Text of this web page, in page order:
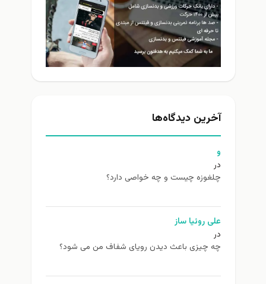
آخرین دیدگاه‌ها
و
در
چلغوزه چیست و چه خواصی دارد؟
علی روئیا ساز
در
چه چیزی باعث دیدن رویای شفاف من می شود؟